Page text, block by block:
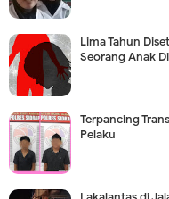
Lima Tahun
Seorang Anak
Terpancing
Pelaku